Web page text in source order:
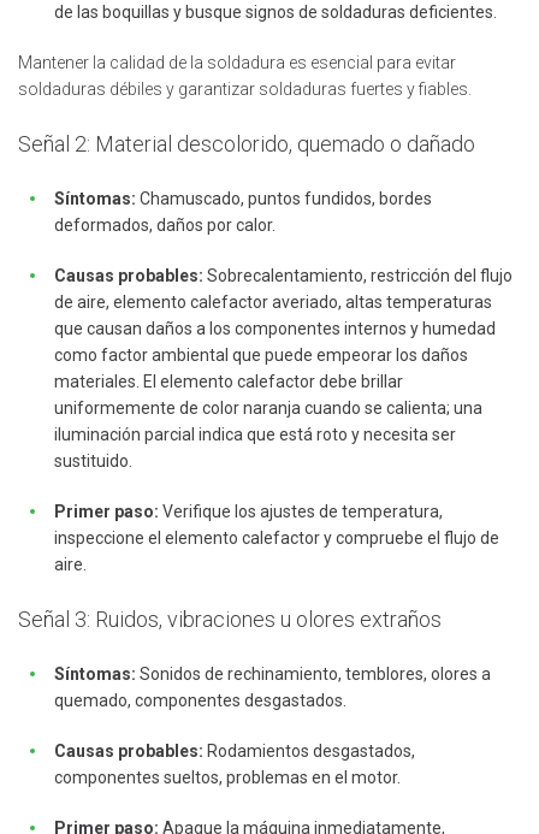
de las boquillas y busque signos de soldaduras deficientes.
Mantener la calidad de la soldadura es esencial para evitar
soldaduras débiles y garantizar soldaduras fuertes y fiables.
Señal 2: Material descolorido, quemado o dañado
Síntomas: Chamuscado, puntos fundidos, bordes
deformados, daños por calor.
Causas probables: Sobrecalentamiento, restricción del flujo
de aire, elemento calefactor averiado, altas temperaturas
que causan daños a los componentes internos y humedad
como factor ambiental que puede empeorar los daños
materiales. El elemento calefactor debe brillar
uniformemente de color naranja cuando se calienta; una
iluminación parcial indica que está roto y necesita ser
sustituido.
Primer paso: Verifique los ajustes de temperatura,
inspeccione el elemento calefactor y compruebe el flujo de
aire.
Señal 3: Ruidos, vibraciones u olores extraños
Síntomas: Sonidos de rechinamiento, temblores, olores a
quemado, componentes desgastados.
Causas probables: Rodamientos desgastados,
componentes sueltos, problemas en el motor.
Primer paso: Apague la máquina inmediatamente,